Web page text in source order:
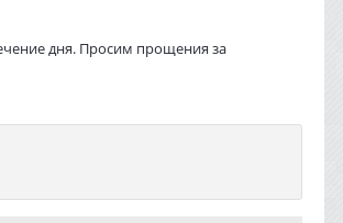
дня. Просим прощения за